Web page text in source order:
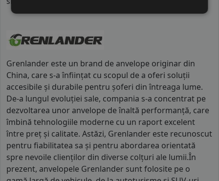
Grenlander este un brand de anvelope originar din
China, care s-a înființat cu scopul de a oferi soluții
accesibile și durabile pentru șoferi din întreaga lume.
De-a lungul evoluției sale, compania s-a concentrat pe
dezvoltarea unor anvelope de înaltă performanță, care
îmbină tehnologiile moderne cu un raport excelent
între preț și calitate. Astăzi, Grenlander este recunoscut
pentru fiabilitatea sa și pentru abordarea orientată
spre nevoile clienților din diverse colțuri ale lumii.În
prezent, anvelopele Grenlander sunt folosite pe o